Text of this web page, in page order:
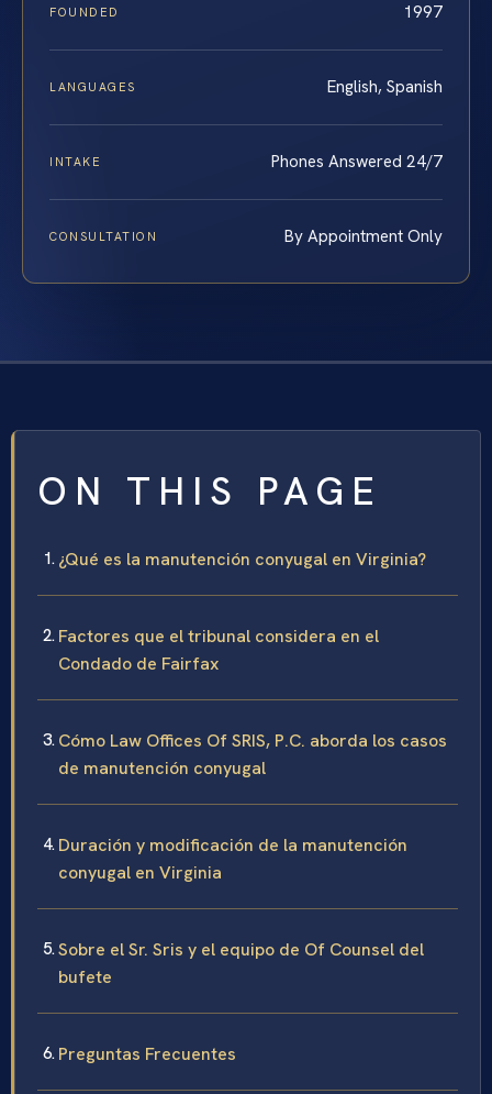
FOUNDED 1997
LANGUAGES English, Spanish
INTAKE Phones Answered 24/7
CONSULTATION By Appointment Only
ON THIS PAGE
¿Qué es la manutención conyugal en Virginia?
Factores que el tribunal considera en el
Condado de Fairfax
Cómo Law Offices Of SRIS, P.C. aborda los casos
de manutención conyugal
Duración y modificación de la manutención
conyugal en Virginia
Sobre el Sr. Sris y el equipo de Of Counsel del
bufete
Preguntas Frecuentes